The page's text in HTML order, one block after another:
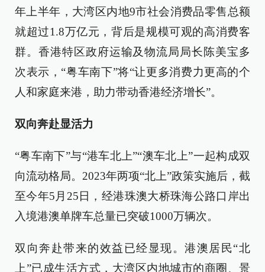
年上半年，大湾区内地9市社会消费品零售总额
就超过1.8万亿元，背后是规模可观的高消费客
群。香港特区政府运输及物流局局长陈美宝多
次表示，“粤车南下”将“让更多消费力更高的个
人和家庭来港，助力带动香港经济增长”。
双向奔赴显活力
“粤车南下”与“港车北上”“澳车北上”一起构成双
向流动格局。2023年两项“北上”政策实施后，截
至今年5月25日，经港珠澳大桥珠海公路口岸出
入境港澳单牌车总量已突破1000万辆次。
双向奔赴带来的效益已经显现。港澳居民“北
上”已成生活方式，大湾区内地城市的商圈、景